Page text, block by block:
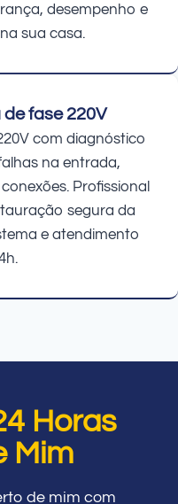
desempenho e
sua casa.
fase 220V
com diagnóstico
na entrada,
Profissional
segura da
e atendimento
Horas
Mim
de mim com